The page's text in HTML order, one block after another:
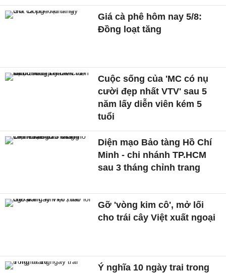
Giá cà phê hôm nay 5/8:
Đồng loạt tăng
Cuộc sống của 'MC có nụ
cười đẹp nhất VTV' sau 5
năm lấy diễn viên kém 5
tuổi
Diện mạo Bảo tàng Hồ Chí
Minh - chi nhánh TP.HCM
sau 3 tháng chỉnh trang
Gỡ 'vòng kim cô', mở lối
cho trái cây Việt xuất ngoại
Ý nghĩa 10 ngày trai trong